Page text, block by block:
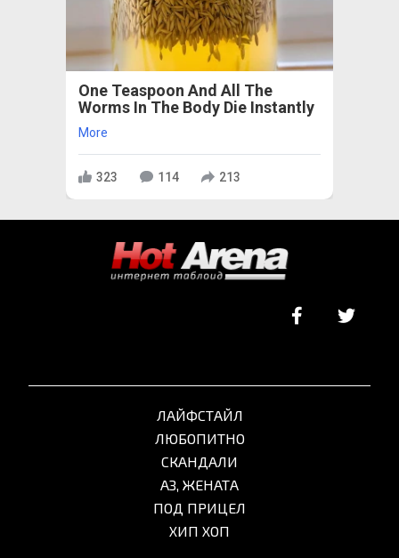
One Teaspoon And All The
Worms In The Body Die Instantly
More
323 114 213
ЛАЙФСТАЙЛ
ЛЮБОПИТНО
СКАНДАЛИ
АЗ, ЖЕНАТА
ПОД ПРИЦЕЛ
ХИП ХОП